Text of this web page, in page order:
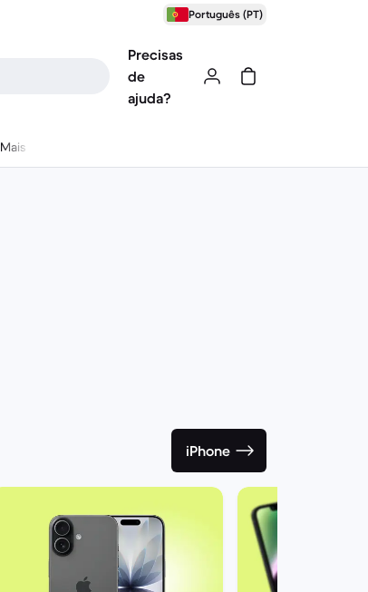
Português (PT)
Precisas
de
ajuda?
Mais
iPhone